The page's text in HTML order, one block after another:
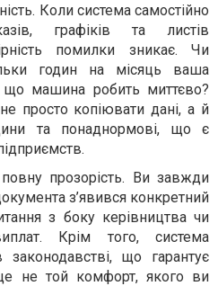
Коли система самостійно
графіків та листів
помилки зникає. Чи
годин на місяць ваша
що машина робить миттєво?
просто копіювати дані, а й
та понаднормові, що є
прозорість. Ви завжди
з’явився конкретний
з боку керівництва чи
Крім того, система
що гарантує
це не той комфорт, якого ви